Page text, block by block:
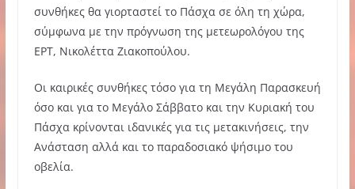
συνθήκες θα γιορταστεί το Πάσχα σε όλη τη χώρα,
σύμφωνα με την πρόγνωση της μετεωρολόγου της
ΕΡΤ, Νικολέττα Ζιακοπούλου.
Οι καιρικές συνθήκες τόσο για τη Μεγάλη Παρασκευή
όσο και για το Μεγάλο Σάββατο και την Κυριακή του
Πάσχα κρίνονται ιδανικές για τις μετακινήσεις, την
Ανάσταση αλλά και το παραδοσιακό ψήσιμο του
οβελία.